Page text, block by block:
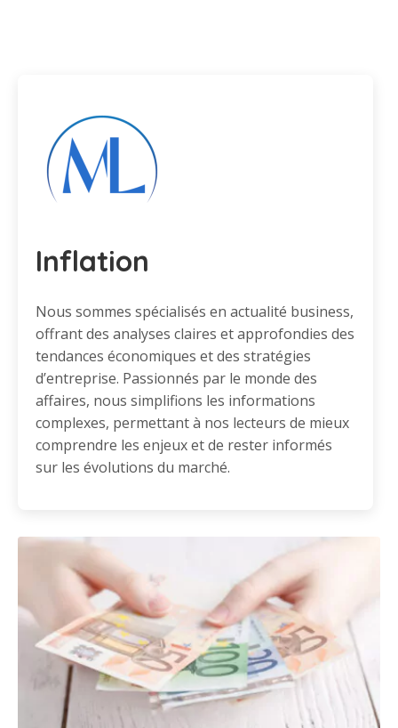
Inflation
Nous sommes spécialisés en actualité business,
offrant des analyses claires et approfondies des
tendances économiques et des stratégies
d’entreprise. Passionnés par le monde des
affaires, nous simplifions les informations
complexes, permettant à nos lecteurs de mieux
comprendre les enjeux et de rester informés
sur les évolutions du marché.